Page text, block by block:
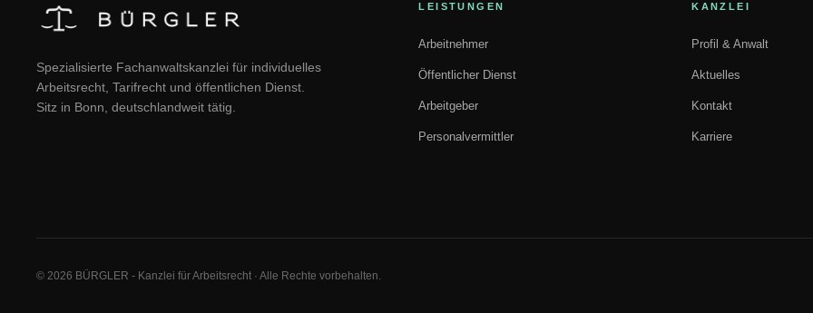
Spezialisierte Fachanwaltskanzlei für individuelles
Arbeitsrecht, Tarifrecht und öffentlichen Dienst.
Sitz in Bonn, deutschlandweit tätig.
LEISTUNGEN
Arbeitnehmer
Öffentlicher Dienst
Arbeitgeber
Personalvermittler
KANZLEI
Profil & Anwalt
Aktuelles
Kontakt
Karriere
© 2026 BÜRGLER - Kanzlei für Arbeitsrecht · Alle Rechte vorbehalten.